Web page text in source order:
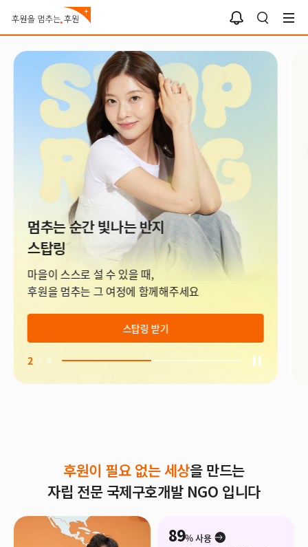
검
색
알
림
함
아이들을 지키는 하루팔찌
아이들을 지키는 하루팔찌로
손목 위 선한 영향력을 보여주세요.
자세히보기
3/4
후원이 필요 없는 세상을 만드는
자립 전문 국제구호개발 NGO 입니다
89% 사용